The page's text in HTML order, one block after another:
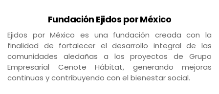
Fundación Ejidos por México
Ejidos por México es una fundación creada con la
finalidad de fortalecer el desarrollo integral de las
comunidades aledañas a los proyectos de Grupo
Empresarial Cenote Hábitat, generando mejoras
continuas y contribuyendo con el bienestar social.